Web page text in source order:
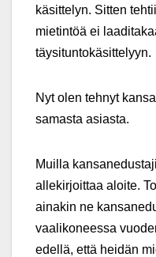
käsittelyn. Sitten
mietintöä ei
täysituntokäsittelyyn.
Nyt olen tehnyt
samasta asiasta.
Muilla
allekirjoittaa aloite.
ainakin ne
vaalikoneessa
edellä, että heidän